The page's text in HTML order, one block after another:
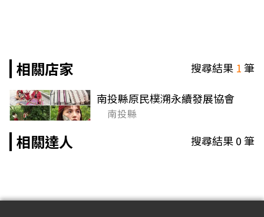
相關店家 搜尋結果 1筆
南投縣原民樸溯永續發展協會
南投縣
相關達人 搜尋結果0筆